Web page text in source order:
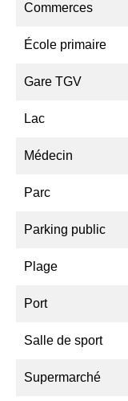
Commerces
École primaire
Gare TGV
Lac
Médecin
Parc
Parking public
Plage
Port
Salle de sport
Supermarché